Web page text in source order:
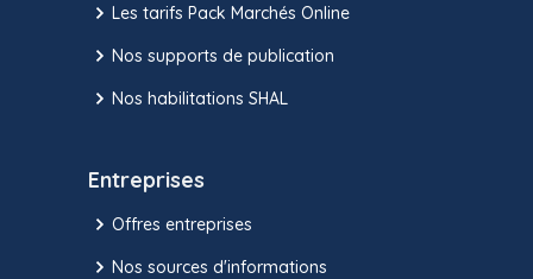
Les tarifs Pack Marchés Online
Nos supports de publication
Nos habilitations SHAL
Entreprises
Offres entreprises
Nos sources d'informations